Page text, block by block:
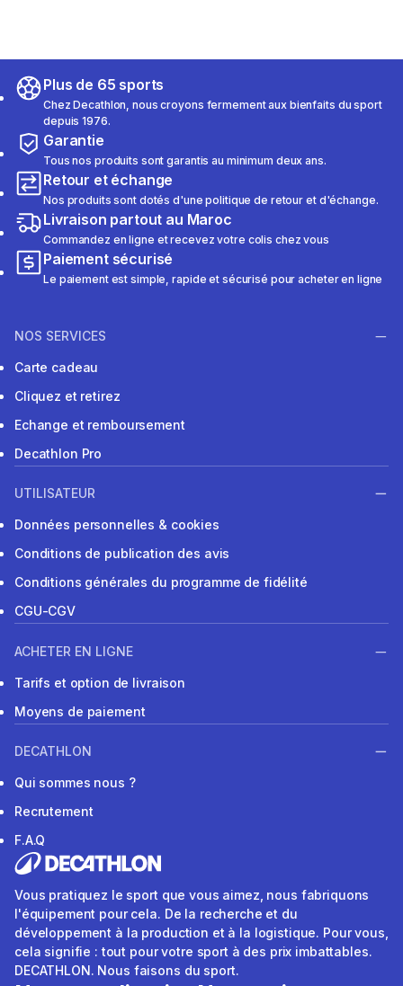
Plus de 65 sports
Chez Decathlon, nous croyons fermement aux bienfaits du sport
depuis 1976.
Garantie
Tous nos produits sont garantis au minimum deux ans.
Retour et échange
Nos produits sont dotés d'une politique de retour et d'échange.
Livraison partout au Maroc
Commandez en ligne et recevez votre colis chez vous
Paiement sécurisé
Le paiement est simple, rapide et sécurisé pour acheter en ligne
NOS SERVICES
Carte cadeau
Cliquez et retirez
Echange et remboursement
Decathlon Pro
UTILISATEUR
Données personnelles & cookies
Conditions de publication des avis
Conditions générales du programme de fidélité
CGU-CGV
ACHETER EN LIGNE
Tarifs et option de livraison
Moyens de paiement
DECATHLON
Qui sommes nous ?
Recrutement
F.A.Q
Vous pratiquez le sport que vous aimez, nous fabriquons
l'équipement pour cela. De la recherche et du
développement à la production et à la logistique. Pour vous,
cela signifie : tout pour votre sport à des prix imbattables.
DECATHLON. Nous faisons du sport.